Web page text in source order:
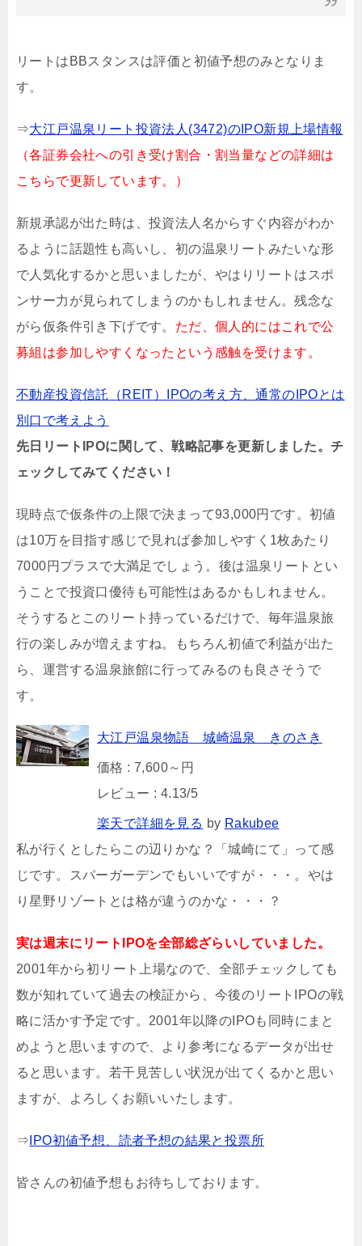
リートはBBスタンスは評価と初値予想のみとなりま
す。
⇒大江戸温泉リート投資法人(3472)のIPO新規上場情報
（各証券会社への引き受け割合・割当量などの詳細は
こちらで更新しています。）
新規承認が出た時は、投資法人名からすぐ内容がわか
るように話題性も高いし、初の温泉リートみたいな形
で人気化するかと思いましたが、やはりリートはスポ
ンサー力が見られてしまうのかもしれません。残念な
がら仮条件引き下げです。 ただ、個人的にはこれで公
募組は参加しやすくなったという感触を受けます。
不動産投資信託（REIT）IPOの考え方、通常のIPOとは
別口で考えよう
先日リートIPOに関して、戦略記事を更新しました。チ
ェックしてみてください！
現時点で仮条件の上限で決まって93,000円です。初値
は10万を目指す感じで見れば参加しやすく1枚あたり
7000円プラスで大満足でしょう。後は温泉リートとい
うことで投資口優待も可能性はあるかもしれません。
そうするとこのリート持っているだけで、毎年温泉旅
行の楽しみが増えますね。もちろん初値で利益が出た
ら、運営する温泉旅館に行ってみるのも良さそうで
す。
大江戸温泉物語 城崎温泉 きのさき
価格 : 7,600～円
レビュー : 4.13/5
楽天で詳細を見る by Rakubee
私が行くとしたらこの辺りかな？「城崎にて」って感
じです。スパーガーデンでもいいですが・・・。やは
り星野リゾートとは格が違うのかな・・・？
実は週末にリートIPOを全部総ざらいしていました。
2001年から初リート上場なので、全部チェックしても
数が知れていて過去の検証から、今後のリートIPOの戦
略に活かす予定です。2001年以降のIPOも同時にまと
めようと思いますので、より参考になるデータが出せ
ると思います。若干見苦しい状況が出てくるかと思い
ますが、よろしくお願いいたします。
⇒ IPO初値予想、読者予想の結果と投票所
皆さんの初値予想もお待ちしております。